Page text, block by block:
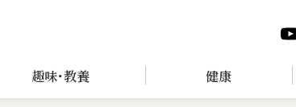
趣味･教養 健康